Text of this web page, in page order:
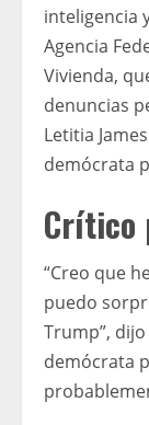
inteligencia
Agencia
Vivienda,
denuncias
Letitia
demócrata
Crítico
“Creo que
puedo
Trump”,
demócrata